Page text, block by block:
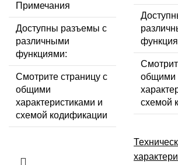
Примечания
Доступны разъемы с
различными
функциями:
Смотрите страницу с
общими
характеристиками и
схемой кодификации
общими
схемой